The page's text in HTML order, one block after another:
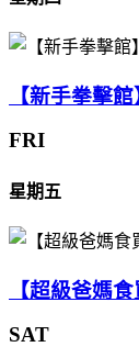
【新手拳擊
FRI
星期五
【超級爸媽
SAT